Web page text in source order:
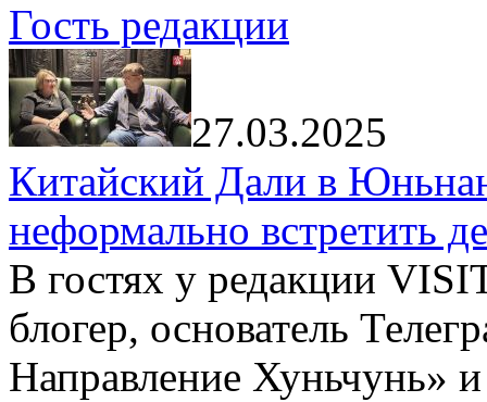
Гость редакции
27.03.2025
Китайский Дали в
неформально встретить
В гостях у редакции
блогер, основатель
Направление Хуньчунь»